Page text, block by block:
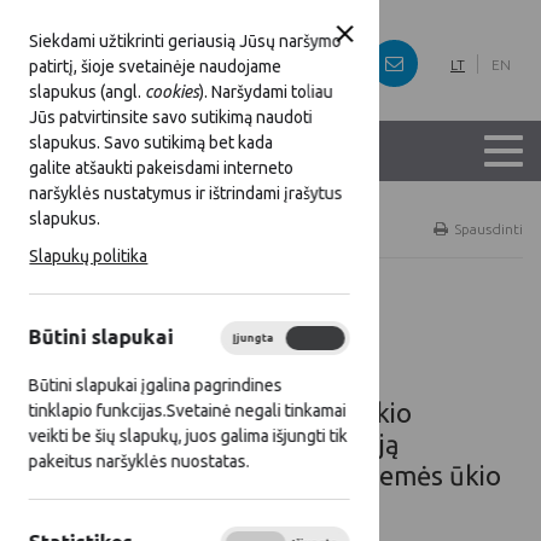
Siekdami užtikrinti geriausią Jūsų naršymo
patirtį, šioje svetainėje naudojame
slapukus (angl. cookies). Naršydami toliau
Jūs patvirtinsite savo sutikimą naudoti
slapukus. Savo sutikimą bet kada
galite atšaukti pakeisdami interneto
naršyklės nustatymus ir ištrindami įrašytus
slapukus.
Slapukų politika
Būtini slapukai Įjungta
Būtini slapukai įgalina pagrindines
tinklapio funkcijas.Svetainė negali tinkamai
veikti be šių slapukų, juos galima išjungti tik
pakeitus naršyklės nuostatas.
LT EN
Titulinis Spausdinti
Lietuvos Respublikos žemės ūkio
ministerija kviečia į konferenciją
„Dvidešimt Lietuvos kaimo ir žemės ūkio
augimo metų“